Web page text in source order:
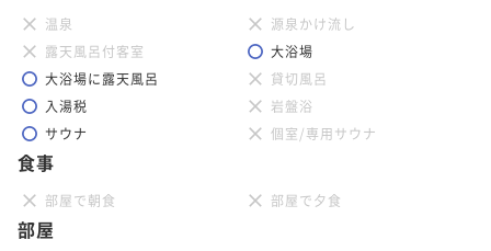
温泉
源泉かけ流し
露天風呂付客室
大浴場
大浴場に露天風呂
貸切風呂
入湯税
岩盤浴
サウナ
個室/専用サウナ
食事
部屋で朝食 部屋で夕食
部屋